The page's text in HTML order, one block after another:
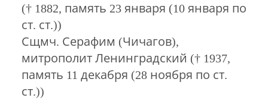
(† 1882, память 23 января (10 января по
ст. ст.))
Сщмч. Серафим (Чичагов),
митрополит Ленинградский († 1937,
память 11 декабря (28 ноября по ст.
ст.))